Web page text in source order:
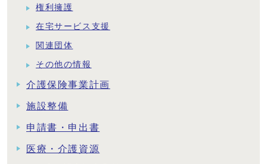
権利擁護
在宅サービス支援
関連団体
その他の情報
介護保険事業計画
施設整備
申請書・申出書
医療・介護資源